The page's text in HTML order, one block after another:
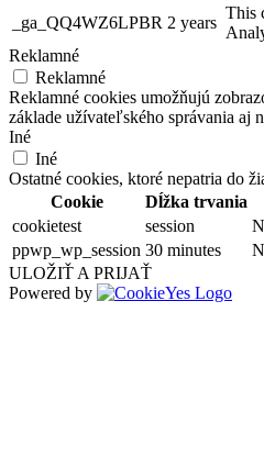
_ga_QQ4WZ6LPBR 2 years
This
Reklamné
Reklamné
Reklamné cookies umožňujú
základe užívateľského správania aj
Iné
Iné
Ostatné cookies, ktoré nepatria do
Cookie
Dĺžka trvania
cookietest
session
ppwp_wp_session 30 minutes
ULOŽIŤ A PRIJAŤ
Powered by